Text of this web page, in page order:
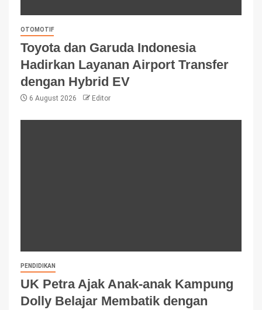
OTOMOTIF
Toyota dan Garuda Indonesia
Hadirkan Layanan Airport Transfer
dengan Hybrid EV
6 August 2026 Editor
PENDIDIKAN
UK Petra Ajak Anak-anak Kampung
Dolly Belajar Membatik dengan